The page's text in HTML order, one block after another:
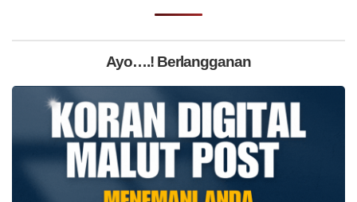
Ayo….! Berlangganan